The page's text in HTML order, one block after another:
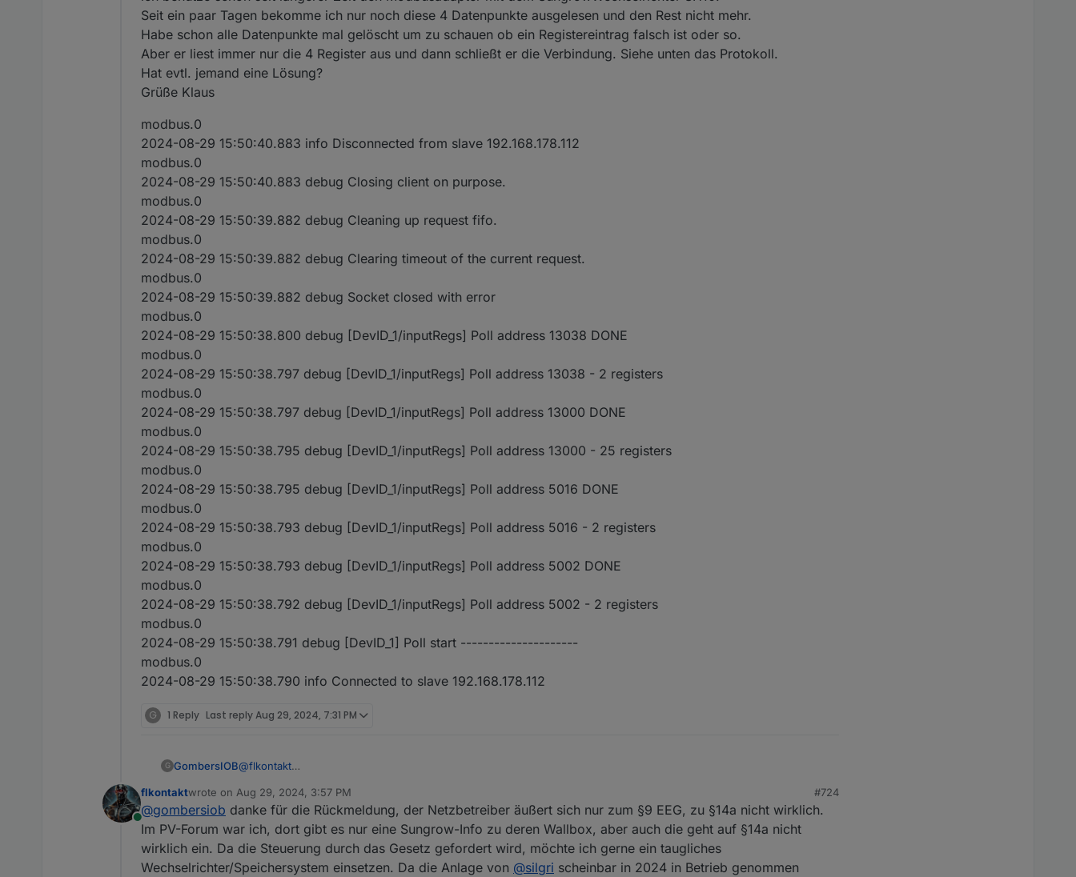
Seit ein paar Tagen bekomme ich nur noch diese 4 Datenpunkte ausgelesen und den Rest nicht mehr.
Habe schon alle Datenpunkte mal gelöscht um zu schauen ob ein Registereintrag falsch ist oder so.
Aber er liest immer nur die 4 Register aus und dann schließt er die Verbindung. Siehe unten das Protokoll.
Hat evtl. jemand eine Lösung?
Grüße Klaus
modbus.0
2024-08-29 15:50:40.883 info Disconnected from slave 192.168.178.112
modbus.0
2024-08-29 15:50:40.883 debug Closing client on purpose.
modbus.0
2024-08-29 15:50:39.882 debug Cleaning up request fifo.
modbus.0
2024-08-29 15:50:39.882 debug Clearing timeout of the current request.
modbus.0
2024-08-29 15:50:39.882 debug Socket closed with error
modbus.0
2024-08-29 15:50:38.800 debug [DevID_1/inputRegs] Poll address 13038 DONE
modbus.0
2024-08-29 15:50:38.797 debug [DevID_1/inputRegs] Poll address 13038 - 2 registers
modbus.0
2024-08-29 15:50:38.797 debug [DevID_1/inputRegs] Poll address 13000 DONE
modbus.0
2024-08-29 15:50:38.795 debug [DevID_1/inputRegs] Poll address 13000 - 25 registers
modbus.0
2024-08-29 15:50:38.795 debug [DevID_1/inputRegs] Poll address 5016 DONE
modbus.0
2024-08-29 15:50:38.793 debug [DevID_1/inputRegs] Poll address 5016 - 2 registers
modbus.0
2024-08-29 15:50:38.793 debug [DevID_1/inputRegs] Poll address 5002 DONE
modbus.0
2024-08-29 15:50:38.792 debug [DevID_1/inputRegs] Poll address 5002 - 2 registers
modbus.0
2024-08-29 15:50:38.791 debug [DevID_1] Poll start ---------------------
modbus.0
2024-08-29 15:50:38.790 info Connected to slave 192.168.178.112
G 1 Reply Last replyAug 29, 2024, 7:31 PM
G GombersIOB@flkontakt
Ansonsten würde ich mal auf
Online
flkontaktwrote on Aug 29, 2024, 3:57 PM
last edited by
#724
@gombersiob danke für die Rückmeldung, der Netzbetreiber äußert sich nur zum §9 EEG, zu §14a nicht wirklich.
Im PV-Forum war ich, dort gibt es nur eine Sungrow-Info zu deren Wallbox, aber auch die geht auf §14a nicht
wirklich ein. Da die Steuerung durch das Gesetz gefordert wird, möchte ich gerne ein taugliches
Wechselrichter/Speichersystem einsetzen. Da die Anlage von @silgri scheinbar in 2024 in Betrieb genommen